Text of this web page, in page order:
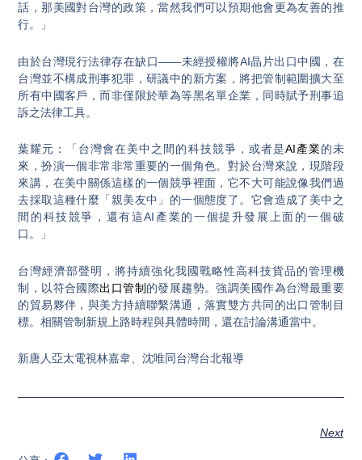
話，那美國對台灣的政策，當然我們可以預期他會更為友善的推
行。」
由於台灣現行法律存在缺口——未經授權將AI晶片出口中國，在
台灣並不構成刑事犯罪，研議中的新方案，將把管制範圍擴大至
所有中國客戶，而非僅限於華為等黑名單企業，同時賦予刑事追
訴之法律工具。
葉耀元：「台灣會在美中之間的科技競爭，或者是AI產業的未
來，扮演一個非常非常重要的一個角色。對於台灣來說，現階段
來講，在美中關係這樣的一個競爭裡面，它不大可能說像我們過
去採取這種什麼「親美友中」的一個態度了。它會造成了美中之
間的科技競爭，還有這AI產業的一個提升發展上面的一個破
口。」
台灣經濟部聲明，將持續強化我國戰略性高科技貨品的管理機
制，以符合國際出口管制 的發展趨勢。強調美國作為台灣最重要
的貿易夥伴，與美方持續聯繫溝通，落實雙方共同的出口管制目
標。相關管制新規上路時程與具體時間，還在討論溝通當中。
新唐人亞太電視林嘉韋、沈唯同台灣台北報導
Next